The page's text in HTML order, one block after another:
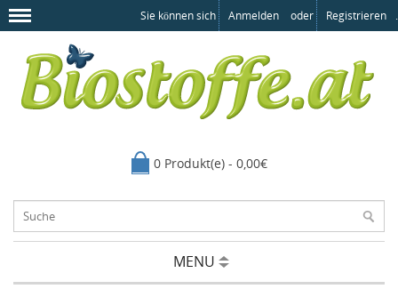
Sie können sich Anmelden oder Registrieren .
0 Produkt(e) - 0,00€
MENU